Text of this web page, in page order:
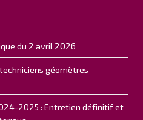
du 2 avril 2026
géomètres
2025 : Entretien définitif et